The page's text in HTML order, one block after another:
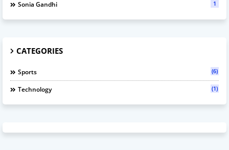
Sonia Gandhi 1
CATEGORIES
Sports (6)
Technology (1)